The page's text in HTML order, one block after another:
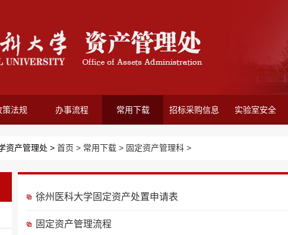
策法规 办事流程 常用下载 招标采购信息 实验室安全
资产管理处 > 首页 > 常用下载 > 固定资产管理科 >
徐州医科大学固定资产处置申请表
固定资产管理流程